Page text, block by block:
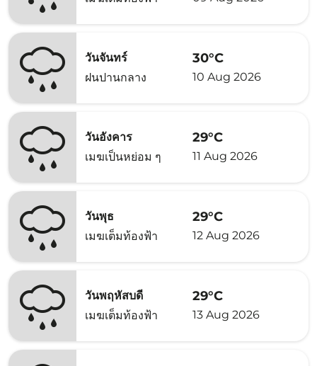
วันจันทร์
ฝนปานกลาง
30°C
10 Aug 2026
วันอังคาร
เมฆเป็นหย่อม ๆ
29°C
11 Aug 2026
วันพุธ
เมฆเต็มท้องฟ้า
29°C
12 Aug 2026
วันพฤหัสบดี
เมฆเต็มท้องฟ้า
29°C
13 Aug 2026